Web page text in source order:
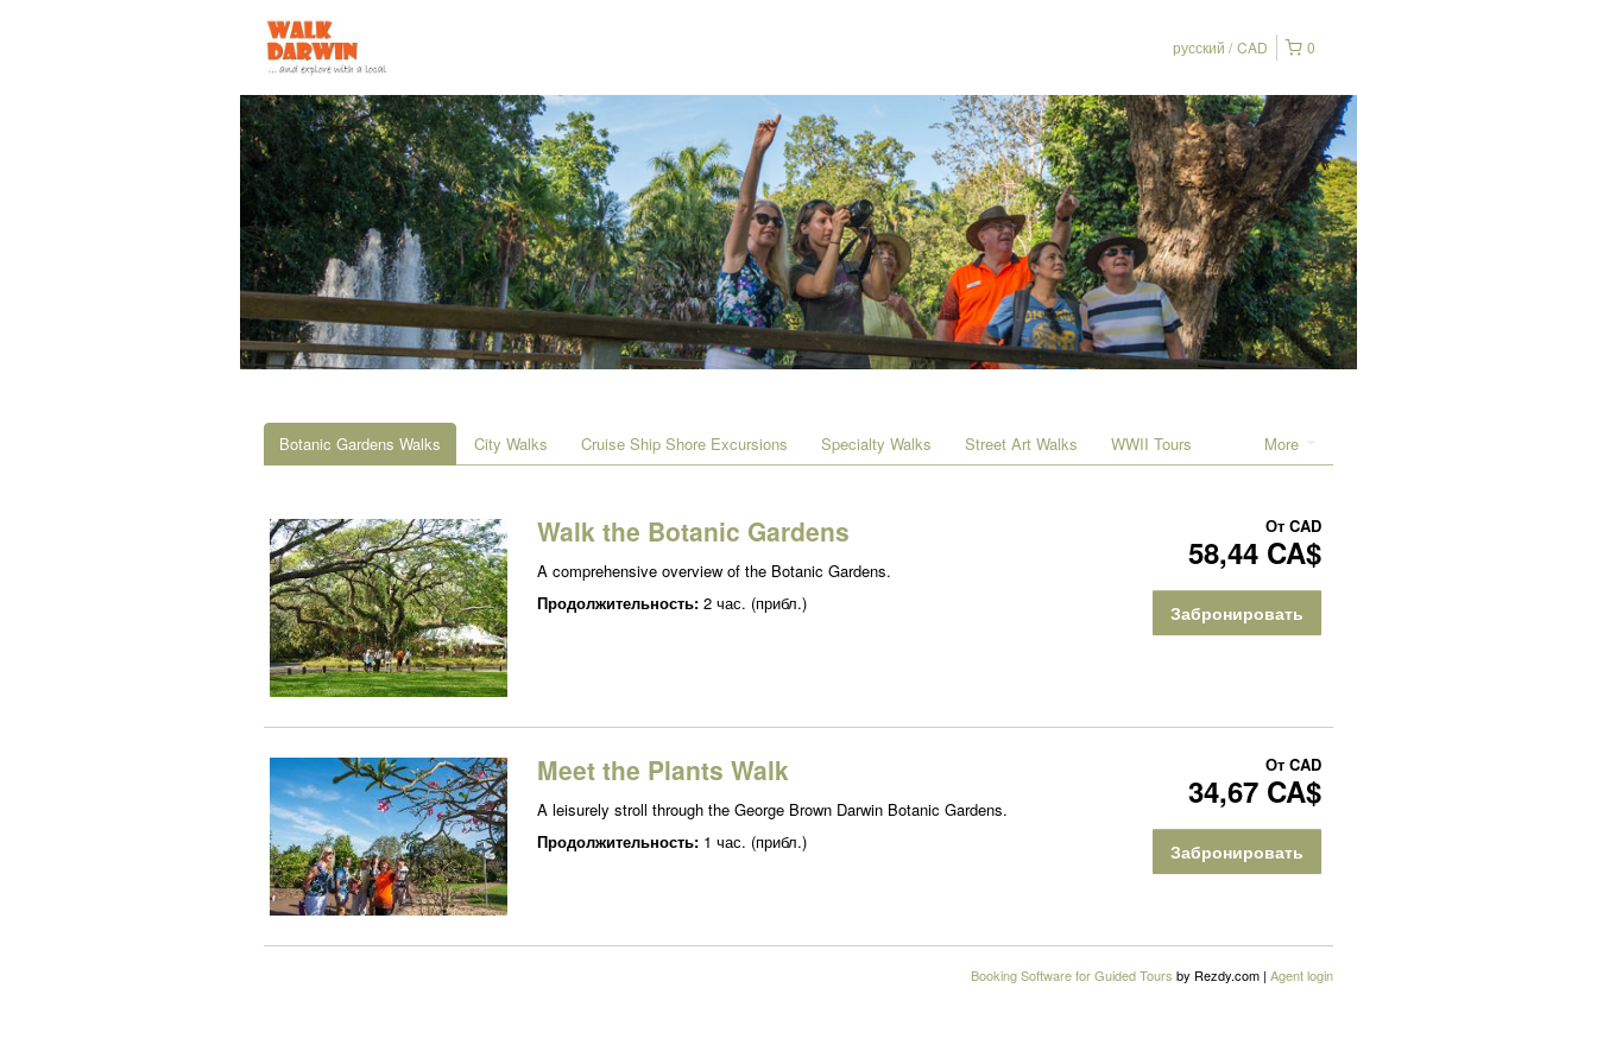
0
русский CAD
More
Botanic Gardens Walks City Walks Cruise Ship Shore Excursions Specialty Walks Street Art Walks WWII Tours
Walk the Botanic Gardens
A comprehensive overview of the Botanic Gardens.
Продолжительность: 2 час. (прибл.)
От CAD
58,44 CA$
Забронировать
Meet the Plants Walk
A leisurely stroll through the George Brown Darwin Botanic Gardens.
Продолжительность: 1 час. (прибл.)
От CAD
34,67 CA$
Забронировать
Booking Software for Guided Tours by Rezdy.com | Agent login